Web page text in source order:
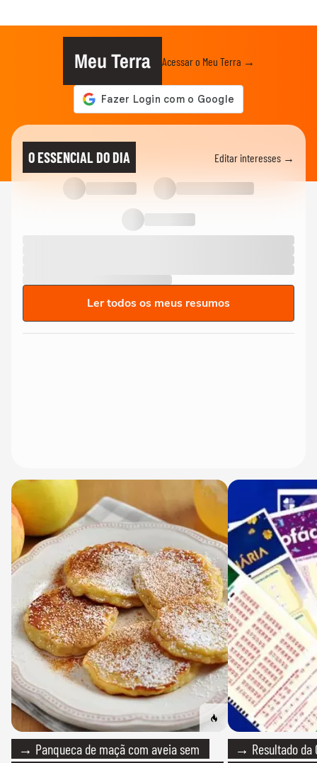
Meu Terra Acessar o Meu Terra →
O ESSENCIAL DO DIA Editar interesses →
Ler todos os meus resumos
→ Panqueca de maçã com aveia sem → Resultado da